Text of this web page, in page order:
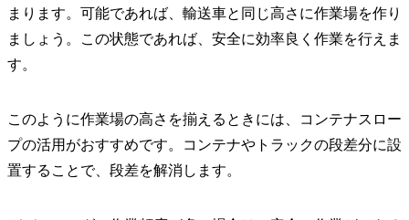
まります。可能であれば、輸送車と同じ高さに作業場を作り
ましょう。この状態であれば、安全に効率良く作業を行えま
す。
このように作業場の高さを揃えるときには、コンテナスロー
プの活用がおすすめです。コンテナやトラックの段差分に設
置することで、段差を解消します。